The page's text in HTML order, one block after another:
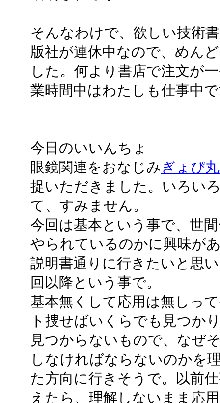
そんなわけで、欲しい技術
版社が連休中なので、めん
した。何より書店で注文が
業時間中はわたしも仕事中
今日のいいんちょ
眼鏡関連をおなじみぎょぴ丸
捉いただきました。いろい
て、すみません。
今回は基本という事で、世
やられているのかに興味が
説明書通りに行きたいと思
回以降という事で。
基本無くして応用は無しっ
ト捜せばいくらでも見つか
見つからないもので、なぜ
しなければならないのかを
た方向に行きそうで。以前
えたら、理解しないまま応